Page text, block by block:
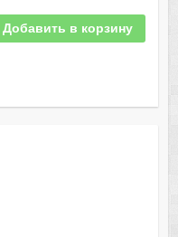
Добавить в корзину